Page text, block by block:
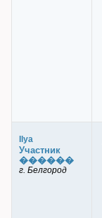
Ilya
Участник
������
г. Белгород